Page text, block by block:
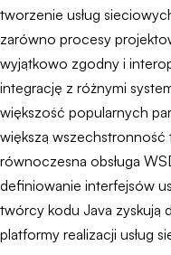
tworzenie usług
zarówno procesy
wyjątkowo zgodny i
integrację z różnymi
większość popularnych
większą
równoczesna obsługa
definiowanie interfejsów
twórcy kodu Java zyskują
platformy realizacji usług